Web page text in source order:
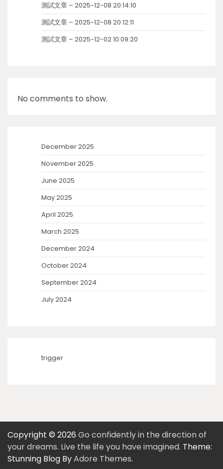
測試文章 – 2025-12-08 20:14:10
測試文章 – 2025-12-08 20:12:11
測試文章 – 2025-12-02 10:09:20
No comments to show.
December 2025
November 2025
June 2025
May 2025
April 2025
March 2025
December 2024
October 2024
September 2024
July 2024
trigger
Copyright © 2026 Go confidently in the direction of
your dreams. Live the life you have imagined. Theme:
Stunning Blog ByAdore Themes.